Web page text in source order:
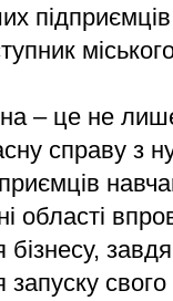
– це не
справу з
області
бізнесу,
запуску